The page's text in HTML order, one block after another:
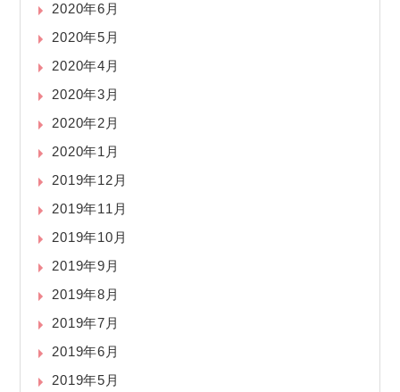
2020年6月
2020年5月
2020年4月
2020年3月
2020年2月
2020年1月
2019年12月
2019年11月
2019年10月
2019年9月
2019年8月
2019年7月
2019年6月
2019年5月